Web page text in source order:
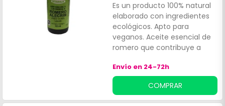
Es un producto 100% natural
elaborado con ingredientes
ecológicos. Apto para
veganos. Aceite esencial de
romero que contribuye a
Además, favorece los
mecanismos de relajación
fisiológica de la masa
muscular.
Envío en 24-72h
COMPRAR